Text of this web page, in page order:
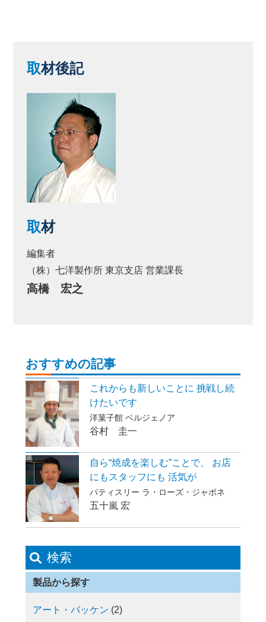
取材後記
取材
編集者
（株）七洋製作所 東京支店 営業課長
高橋 宏之
おすすめの記事
これからも新しいことに 挑戦し続
けたいです
洋菓子館 ベルジェノア
谷村 圭一
自ら“焼成を楽しむ”ことで、 お店
にもスタッフにも 活気が
パティスリー ラ・ローズ・ジャポネ
五十嵐 宏
検索
製品から探す
アート・バッケン (2)